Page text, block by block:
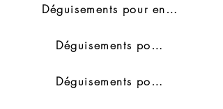
Déguisements pour enfants
Déguisements pour femmes
Déguisements pour hommes